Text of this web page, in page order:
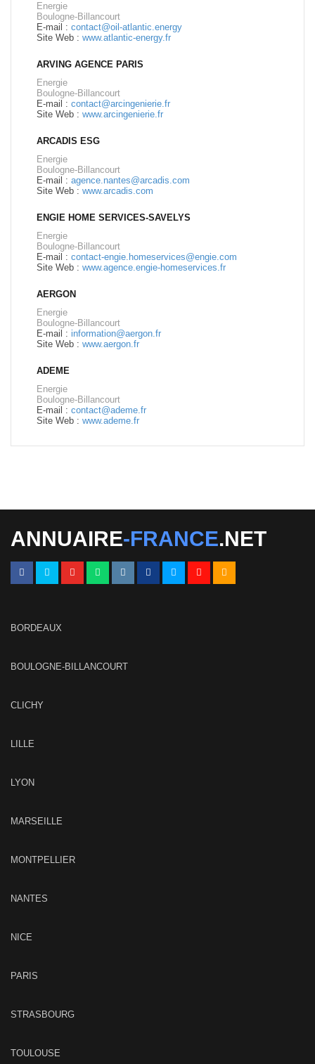
Energie
Boulogne-Billancourt
E-mail : contact@oil-atlantic.energy
Site Web : www.atlantic-energy.fr
ARVING AGENCE PARIS
Energie
Boulogne-Billancourt
E-mail : contact@arcingenierie.fr
Site Web : www.arcingenierie.fr
ARCADIS ESG
Energie
Boulogne-Billancourt
E-mail : agence.nantes@arcadis.com
Site Web : www.arcadis.com
ENGIE HOME SERVICES-SAVELYS
Energie
Boulogne-Billancourt
E-mail : contact-engie.homeservices@engie.com
Site Web : www.agence.engie-homeservices.fr
AERGON
Energie
Boulogne-Billancourt
E-mail : information@aergon.fr
Site Web : www.aergon.fr
ADEME
Energie
Boulogne-Billancourt
E-mail : contact@ademe.fr
Site Web : www.ademe.fr
ANNUAIRE-FRANCE.NET
BORDEAUX
BOULOGNE-BILLANCOURT
CLICHY
LILLE
LYON
MARSEILLE
MONTPELLIER
NANTES
NICE
PARIS
STRASBOURG
TOULOUSE